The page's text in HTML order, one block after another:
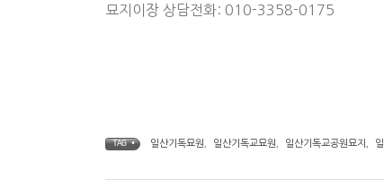
묘지이장 상담전화: 010-3358-0175
TAG • 일산기독묘원 일산기독교묘원 일산기독교공원묘지